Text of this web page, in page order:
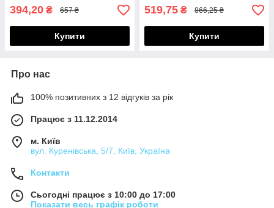
394,20 ₴ 657 ₴
Купити
519,75 ₴ 866,25 ₴
Купити
Про нас
100% позитивних з 12 відгуків за рік
Працює з 11.12.2014
м. Київ
вул. Куренівська, 5/7, Київ, Україна
Контакти
Сьогодні працює з 10:00 до 17:00
Показати весь графік роботи